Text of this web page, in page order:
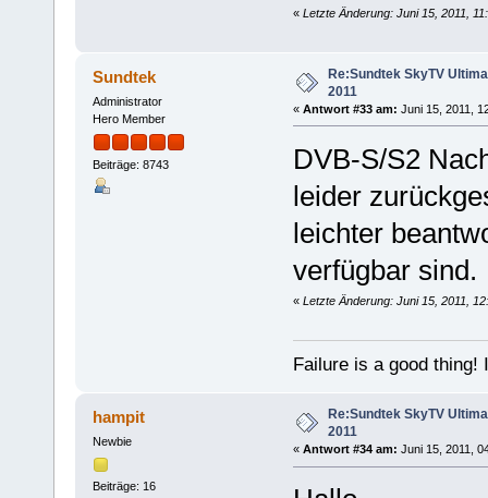
« Letzte Änderung: Juni 15, 2011,
Sundtek
Administrator
Hero Member
Beiträge: 8743
Re:Sundtek SkyTV
2011
« Antwort #33 am: Juni 15, 2011,
DVB-S/S2
leider
leichter
verfügbar sind.
« Letzte Änderung: Juni 15, 2011,
Failure is a good thing!
hampit
Newbie
Beiträge: 16
Re:Sundtek SkyTV
2011
« Antwort #34 am: Juni 15, 2011,